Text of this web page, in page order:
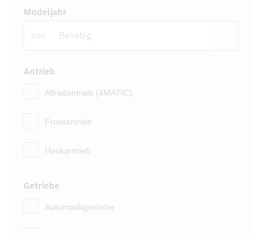
Modeljahr
von
Antrieb
Allradantrieb (4MATIC)
Frontantrieb
Heckantrieb
Getriebe
Automatikgetriebe